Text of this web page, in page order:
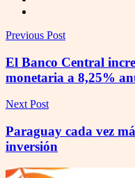
Previous Post
El Banco Central
monetaria a 8,25%
Next Post
Paraguay cada vez
inversión